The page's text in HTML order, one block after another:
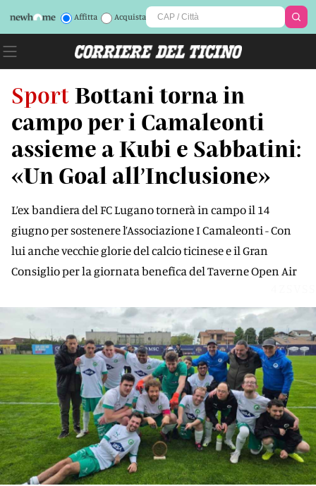
Affitta Acquista
Sport Bottani torna in
campo per i Camaleonti
assieme a Kubi e Sabbatini:
«Un Goal all’Inclusione»
L’ex bandiera del FC Lugano tornerà in campo il 14
giugno per sostenere l’Associazione I Camaleonti - Con
lui anche vecchie glorie del calcio ticinese e il Gran
Consiglio per la giornata benefica del Taverne Open Air